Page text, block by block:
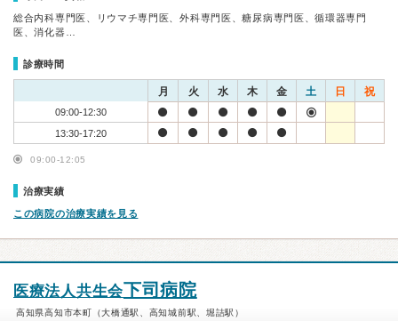
総合内科専門医、リウマチ専門医、外科専門医、糖尿病専門医、循環器専門
医、消化器…
診療時間
月 火 水 木 金 土 日 祝
09:00-12:30
13:30-17:20
09:00-12:05
治療実績
この病院の治療実績を見る
医療法人共生会下司病院
高知県高知市本町（大橋通駅、高知城前駅、堀詰駅）